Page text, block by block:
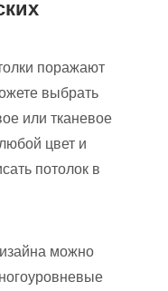
поражают
выбрать
или тканевое
цвет и
потолок в
можно